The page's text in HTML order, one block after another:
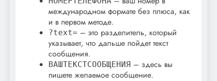
международном формате без плюса, как
и в первом методе.
?text= – это разделитель, который
указывает, что дальше пойдет текст
сообщения.
ВАШТЕКСТСООБЩЕНИЯ – здесь вы
пишете желаемое сообщение.